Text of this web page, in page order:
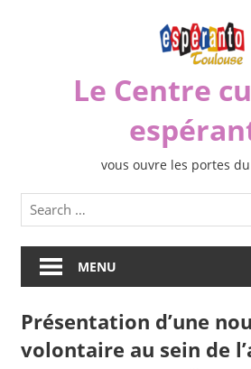
Le Centre
vous ouvre les portes
MENU
Présentation d’une
volontaire au sein de